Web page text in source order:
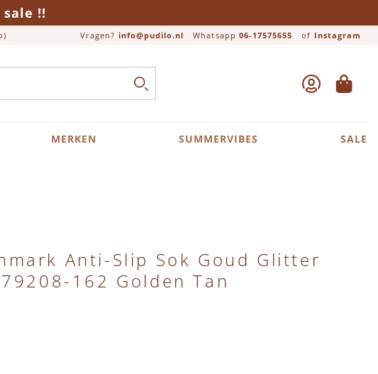
!!
Vragen? info@pudilo.nl Whatsapp 06-17575655 of Instagram
Close search
ZOEK ACCOUNT
MERKEN SUMMERVIBES SALE
Anti-Slip Sok Goud Glitter
162 Golden Tan